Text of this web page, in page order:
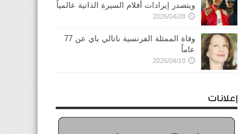
ويتصدر إيرادات أفلام السيرة الذاتية عالمياً
2026/04/28
وفاة الممثلة الفرنسية ناتالي باي عن 77
عاماً
2026/04/19
إعلانات